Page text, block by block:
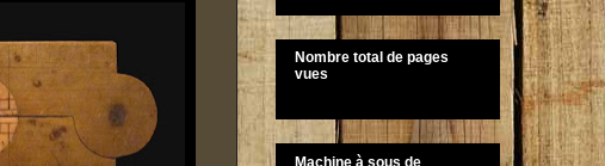
Nombre total de pages
vues
Machine à sous de